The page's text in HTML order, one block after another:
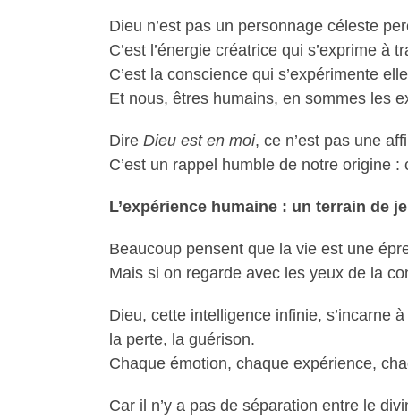
Dieu n’est pas un personnage céleste
C’est l’énergie créatrice qui s’exprime à
C’est la conscience qui s’expérimente
Et nous, êtres humains, en sommes les
Dire Dieu est en moi, ce n’est pas une
C’est un rappel humble de notre origine
L’expérience humaine : un terrain de
Beaucoup pensent que la vie est une
Mais si on regarde avec les yeux de la
Dieu, cette intelligence infinie, s’incarne
la perte, la guérison.
Chaque émotion, chaque expérience,
Car il n’y a pas de séparation entre le